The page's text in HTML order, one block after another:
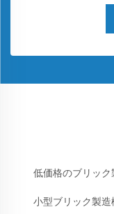
低価格のブリック
小型ブリック製造